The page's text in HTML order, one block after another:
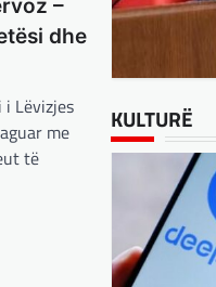
–
dhe
Lëvizjes
me
të
KULTURË